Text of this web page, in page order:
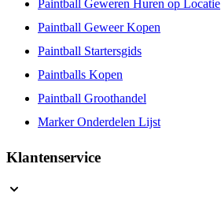
Paintball Geweren Huren op Locatie
Paintball Geweer Kopen
Paintball Startersgids
Paintballs Kopen
Paintball Groothandel
Marker Onderdelen Lijst
Klantenservice